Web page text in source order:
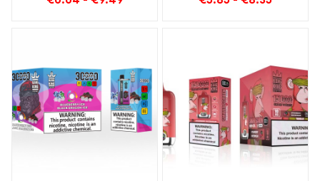
Des trains pleins de
Bang King 15000 Bouffée